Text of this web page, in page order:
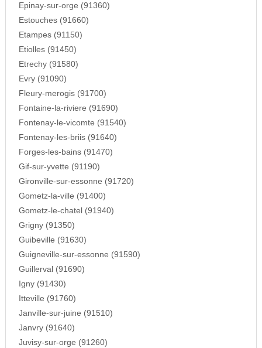
Epinay-sur-orge (91360)
Estouches (91660)
Etampes (91150)
Etiolles (91450)
Etrechy (91580)
Evry (91090)
Fleury-merogis (91700)
Fontaine-la-riviere (91690)
Fontenay-le-vicomte (91540)
Fontenay-les-briis (91640)
Forges-les-bains (91470)
Gif-sur-yvette (91190)
Gironville-sur-essonne (91720)
Gometz-la-ville (91400)
Gometz-le-chatel (91940)
Grigny (91350)
Guibeville (91630)
Guigneville-sur-essonne (91590)
Guillerval (91690)
Igny (91430)
Itteville (91760)
Janville-sur-juine (91510)
Janvry (91640)
Juvisy-sur-orge (91260)